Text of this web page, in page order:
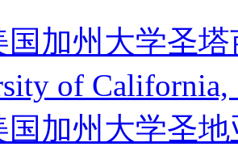
国加州大学圣
of California,
国加州大学圣